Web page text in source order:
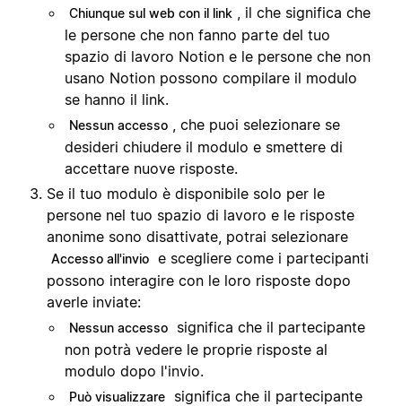
Chiunque sul web con il link , il che significa che
le persone che non fanno parte del tuo
spazio di lavoro Notion e le persone che non
usano Notion possono compilare il modulo
se hanno il link.
Nessun accesso , che puoi selezionare se
desideri chiudere il modulo e smettere di
accettare nuove risposte.
Se il tuo modulo è disponibile solo per le
persone nel tuo spazio di lavoro e le risposte
anonime sono disattivate, potrai selezionare
Accesso all'invio e scegliere come i partecipanti
possono interagire con le loro risposte dopo
averle inviate:
Nessun accesso
significa che il partecipante
non potrà vedere le proprie risposte al
modulo dopo l'invio.
Può visualizzare
significa che il partecipante